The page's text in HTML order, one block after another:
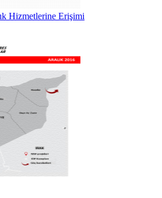
Hizmetlerine Erişimi